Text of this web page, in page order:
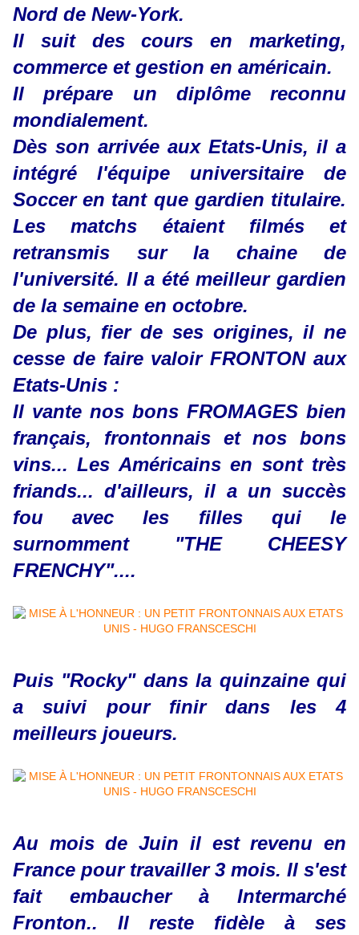
Nord de New-York.
Il suit des cours en marketing,
commerce et gestion en américain.
Il prépare un diplôme reconnu
mondialement.
Dès son arrivée aux Etats-Unis, il a
intégré l'équipe universitaire de
Soccer en tant que gardien titulaire.
Les matchs étaient filmés et
retransmis sur la chaine de
l'université. Il a été meilleur gardien
de la semaine en octobre.
De plus, fier de ses origines, il ne
cesse de faire valoir FRONTON aux
Etats-Unis :
Il vante nos bons FROMAGES bien
français, frontonnais et nos bons
vins... Les Américains en sont très
friands... d'ailleurs, il a un succès
fou avec les filles qui le
surnomment "THE CHEESY
FRENCHY"....
Puis "Rocky" dans la quinzaine qui
a suivi pour finir dans les 4
meilleurs joueurs.
Au mois de Juin il est revenu en
France pour travailler 3 mois. Il s'est
fait embaucher à Intermarché
Fronton.. Il reste fidèle à ses